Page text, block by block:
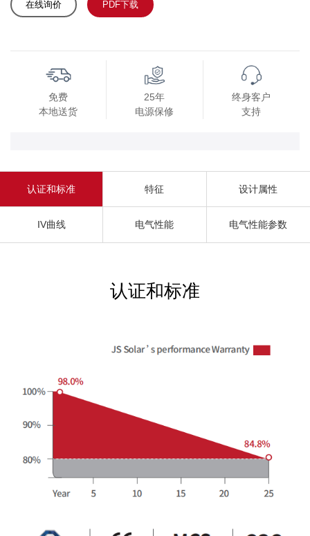
在线询价 PDF下载
免费
本地送货
25年
电源保修
终身客户
支持
认证和标准 特征 设计属性
IV曲线 电气性能 电气性能参数
认证和标准